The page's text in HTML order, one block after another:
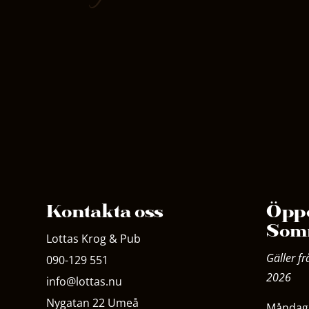
Kontakta oss
Lottas Krog & Pub
090-129 551
info@lottas.nu
Nygatan 22 Umeå
Gäller
2026